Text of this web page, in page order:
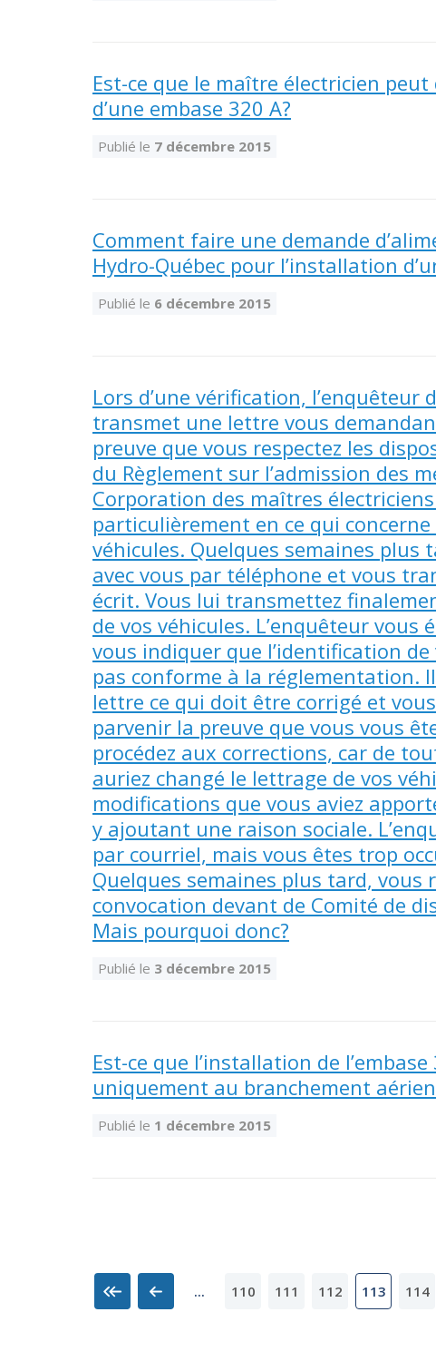
Est-ce que le maître électricien
d’une embase 320 A?
Publié le 7 décembre 2015
Comment faire une demande
Hydro-Québec pour l’installation
Publié le 6 décembre 2015
Lors d’une vérification, l’enquêteur
transmet une lettre vous
preuve que vous respectez les
du Règlement sur l’admission des
Corporation des maîtres
particulièrement en ce qui
véhicules. Quelques semaines plus
avec vous par téléphone et vous
écrit. Vous lui transmettez
de vos véhicules. L’enquêteur vous
vous indiquer que l’identification de
pas conforme à la réglementation.
lettre ce qui doit être corrigé et
parvenir la preuve que vous vous
procédez aux corrections, car de
auriez changé le lettrage de vos
modifications que vous aviez
y ajoutant une raison sociale.
par courriel, mais vous êtes trop
Quelques semaines plus tard, vous
convocation devant de Comité de
Mais pourquoi donc?
Publié le 3 décembre 2015
Est-ce que l’installation de
uniquement au branchement
Publié le 1 décembre 2015
PremierPrécédent
... 110 111 112 113 114